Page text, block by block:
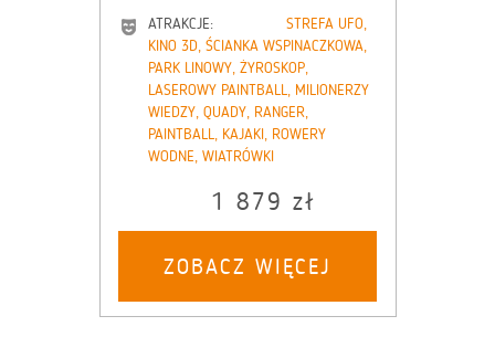
ATRAKCJE:
STREFA UFO,
KINO 3D, ŚCIANKA WSPINACZKOWA,
PARK LINOWY, ŻYROSKOP,
LASEROWY PAINTBALL, MILIONERZY
WIEDZY, QUADY, RANGER,
PAINTBALL, KAJAKI, ROWERY
WODNE, WIATRÓWKI
1 879 zł
ZOBACZ WIĘCEJ